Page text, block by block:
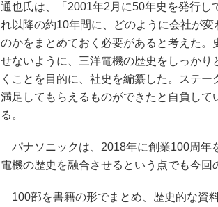
通也氏は、「2001年2月に50年史を発行し
れ以降の約10年間に、どのように会社が変
のかをまとめておく必要があると考えた。
せないように、三洋電機の歴史をしっかり
くことを目的に、社史を編纂した。ステー
満足してもらえるものができたと自負して
る。
パナソニックは、2018年に創業100周年
電機の歴史を融合させるという点でも今回
100部を書籍の形でまとめ、歴史的な資